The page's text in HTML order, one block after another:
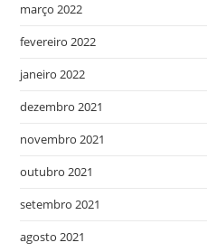
março 2022
fevereiro 2022
janeiro 2022
dezembro 2021
novembro 2021
outubro 2021
setembro 2021
agosto 2021